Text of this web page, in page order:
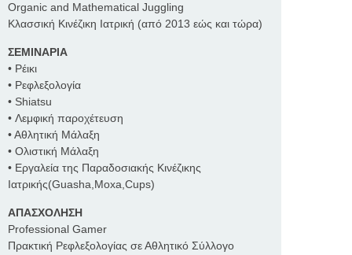
Organic and Mathematical Juggling
Κλασσική Κινέζικη Ιατρική (από 2013 εώς και τώρα)
ΣΕΜΙΝΑΡΙΑ
• Ρέικι
• Ρεφλεξολογία
• Shiatsu
• Λεμφική παροχέτευση
• Αθλητική Μάλαξη
• Ολιστική Μάλαξη
• Εργαλεία της Παραδοσιακής Κινέζικης
Ιατρικής(Guasha,Moxa,Cups)
ΑΠΑΣΧΟΛΗΣΗ
Professional Gamer
Πρακτική Ρεφλεξολογίας σε Αθλητικό Σύλλογο